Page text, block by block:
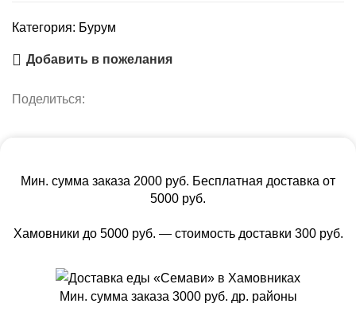
Категория: Бурум
Добавить в пожелания
Поделиться:
Мин. сумма заказа 2000 руб. Бесплатная доставка от
5000 руб.
Хамовники до 5000 руб. — стоимость доставки 300 руб.
Мин. сумма заказа 3000 руб. др. районы